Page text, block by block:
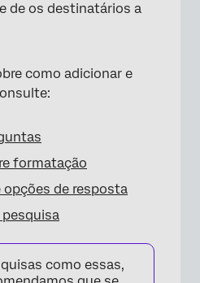
de os destinatários a
como adicionar e
formatação
opções de resposta
pesquisa
como essas,